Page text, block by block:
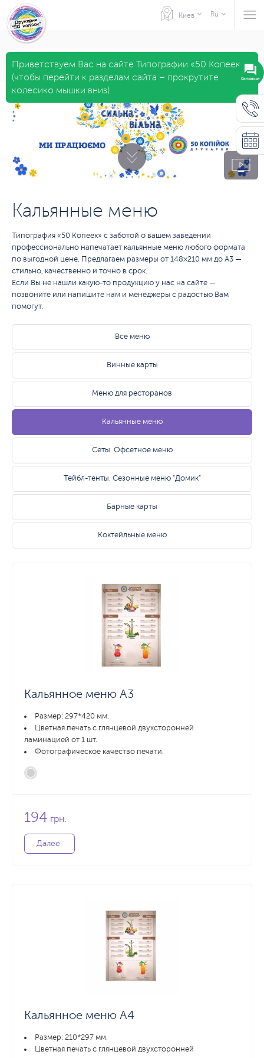
Киев Ru
Приветствуем Вас на сайте Типографии «50 Копеек»
(чтобы перейти к разделам сайта – прокрутите
колесико мышки вниз)
Кальянные меню
Типография «50 Копеек» с заботой о вашем заведении
профессионально напечатает кальянные меню любого формата
по выгодной цене. Предлагаем размеры от 148×210 мм до А3 —
стильно, качественно и точно в срок.
Если Вы не нашли какую-то продукцию у нас на сайте —
позвоните или напишите нам и менеджеры с радостью Вам
помогут.
Все меню
Винные карты
Меню для ресторанов
Кальянные меню
Сеты. Офсетное меню
Тейбл-тенты. Сезонные меню "Домик"
Барные карты
Коктейльные меню
Кальянное меню А3
Размер: 297*420 мм.
Цветная печать с глянцевой двухсторонней
ламинацией от 1 шт.
Фотографическое качество печати.
194 грн.
Далее
Кальянное меню А4
Размер: 210*297 мм.
Цветная печать с глянцевой двухсторонней
Связаться